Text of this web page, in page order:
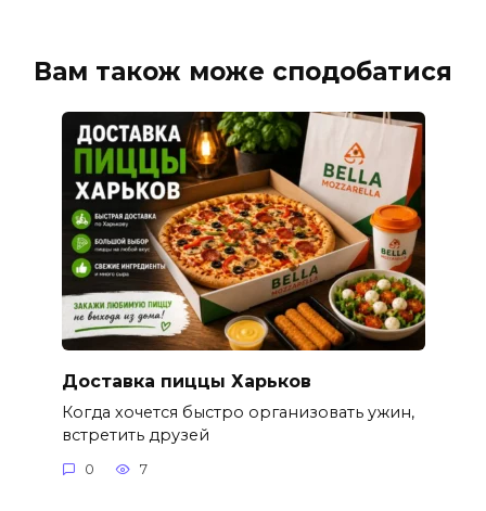
Вам також може сподобатися
Доставка пиццы Харьков
Когда хочется быстро организовать ужин,
встретить друзей
0 7